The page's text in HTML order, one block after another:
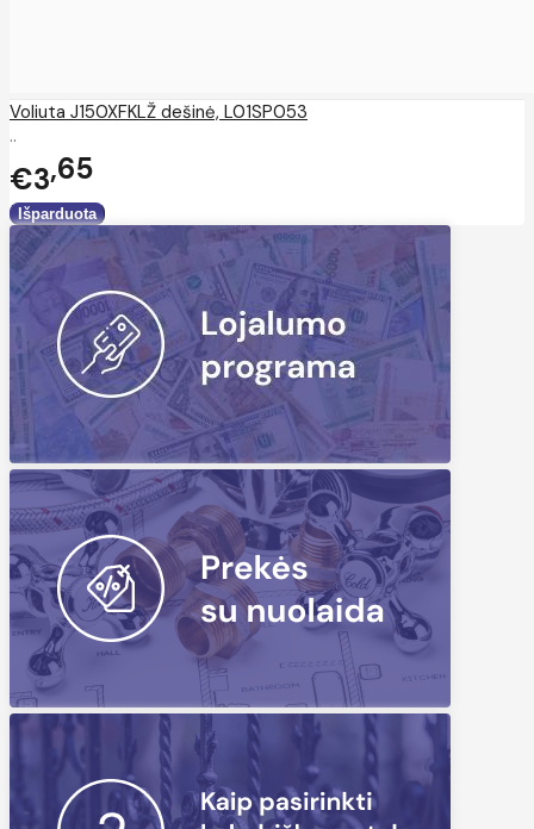
Voliuta J150XFKLŽ dešinė, L01SP053
..
€3 65